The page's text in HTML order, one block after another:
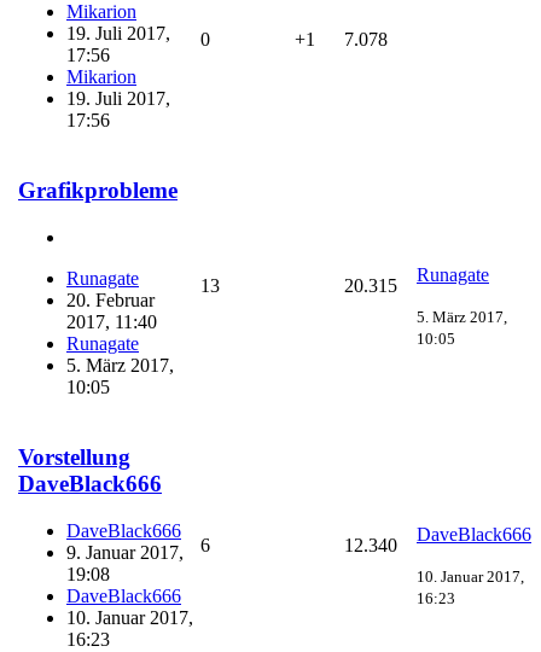
Mikarion
19. Juli 2017,
17:56
Mikarion
19. Juli 2017,
17:56
0 +1 7.078
Grafikprobleme
Runagate
20. Februar
2017, 11:40
Runagate
5. März 2017,
10:05
13 20.315
Runagate
5. März 2017,
10:05
Vorstellung
DaveBlack666
DaveBlack666
9. Januar 2017,
19:08
DaveBlack666
10. Januar 2017,
16:23
6 12.340
DaveBlack666
10. Januar 2017,
16:23